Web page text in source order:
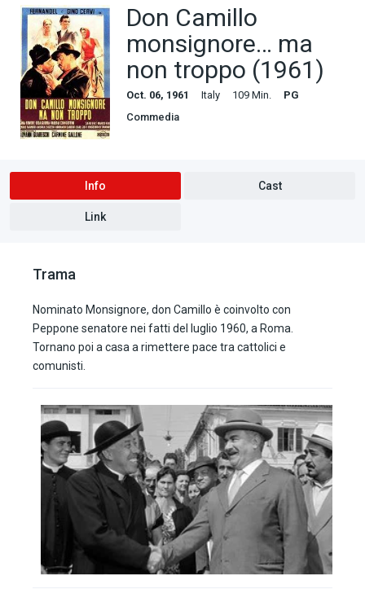
Don Camillo
monsignore… ma
non troppo (1961)
Oct. 06, 1961 Italy 109 Min.
PG
Commedia
Info Cast
Link
Trama
Nominato Monsignore, don Camillo è coinvolto con
Peppone senatore nei fatti del luglio 1960, a Roma.
Tornano poi a casa a rimettere pace tra cattolici e
comunisti.